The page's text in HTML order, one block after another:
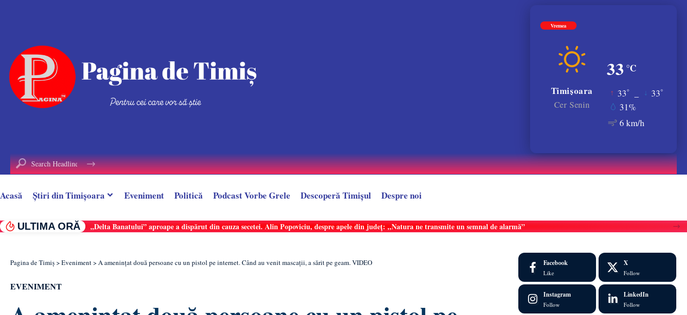
Vremea
33 °C
Timișoara
Cer Senin
33° 33°
31%
6 km/h
Acasă Știri din Timișoara Eveniment Politică Podcast Vorbe Grele Descoperă Timișul Despre noi
ULTIMA ORĂ „Delta Banatului” aproape a dispărut din cauza secetei. Alin Popoviciu, despre apele din județ: ,,Natura ne transmite un semnal de alarmă”
Pagina de Timiș>Eveniment>A amenințat două persoane cu un pistol pe internet. Când au venit mascații, a sărit pe geam. VIDEO
EVENIMENT
Facebook
Like
X
Follow
Instagram
Follow
LinkedIn
Follow